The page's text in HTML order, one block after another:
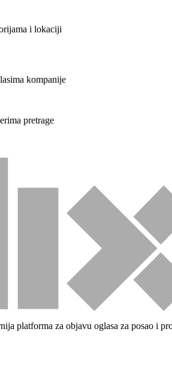
i lokaciji
kompanije
pretrage
platforma za objavu oglasa za posao i